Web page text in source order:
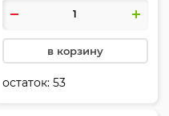
Maped, 353211
в корзину
остаток:53